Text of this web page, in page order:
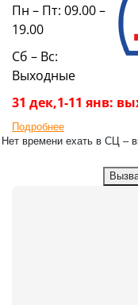
Пн – Пт: 09.00 –
19.00
Сб – Вс:
Выходные
31 дек,1-11 янв:
Подробнее
Нет времени ехать в СЦ –